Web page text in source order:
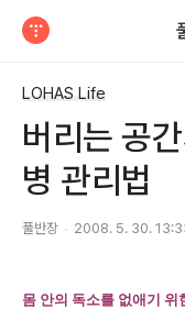
LOHAS Life
버리는 공
병 관리법
풀반장 2008. 5. 30.
몸 안의 독소를 없애기 위